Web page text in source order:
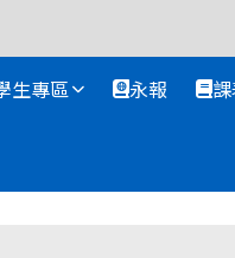
生專區 永報